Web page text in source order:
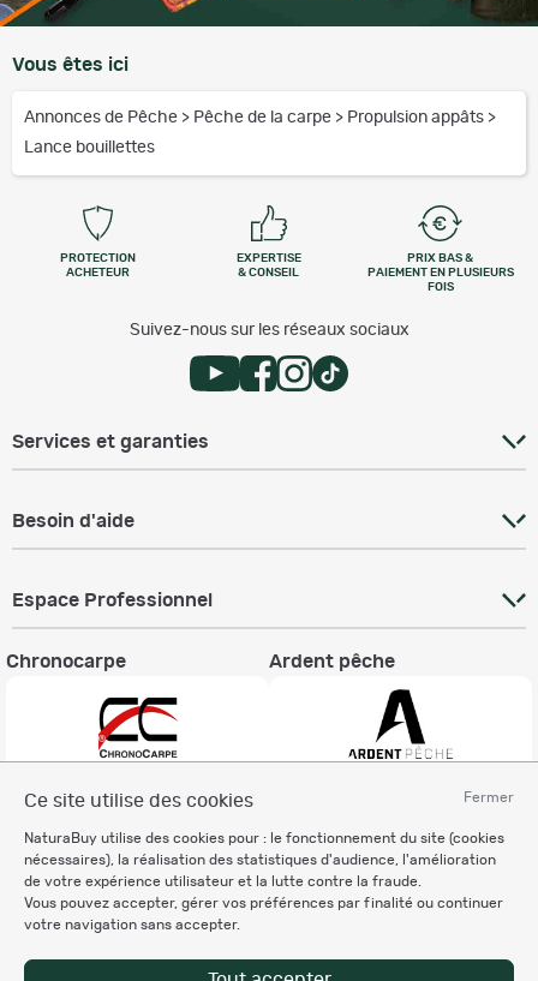
Fermer
Ce site utilise des cookies
NaturaBuy utilise des cookies pour : le fonctionnement du site (cookies
nécessaires), la réalisation des statistiques d'audience, l'amélioration
de votre expérience utilisateur et la lutte contre la fraude.
Vous pouvez accepter, gérer vos préférences par finalité ou continuer
votre navigation sans accepter.
Vous êtes ici
Annonces de Pêche > Pêche de la carpe > Propulsion appâts >
Lance bouillettes
PROTECTION
ACHETEUR
EXPERTISE
& CONSEIL
PRIX BAS &
PAIEMENT EN PLUSIEURS
FOIS
Suivez-nous sur les réseaux sociaux
Services et garanties
Besoin d'aide
Espace Professionnel
Chronocarpe Ardent pêche
Charte éthique
Mentions légales
Règlement & Conditions d'utilisation
Politique de protection
des données personnelles